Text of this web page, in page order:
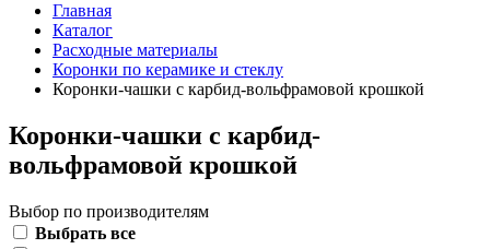
Главная
Каталог
Расходные материалы
Коронки по керамике и стеклу
Коронки-чашки с карбид-вольфрамовой крошкой
Коронки-чашки с карбид-
вольфрамовой крошкой
Выбор по производителям
Выбрать все